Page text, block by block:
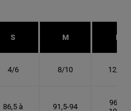
S M L
4/6 8/10 12/14
86,5 à
91,5-94
96,5-